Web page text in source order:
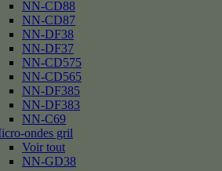
NN-CD88
NN-CD87
NN-DF38
NN-DF37
NN-CD575
NN-CD565
NN-DF385
NN-DF383
NN-C69
ondes gril
Voir tout
NN-GD38